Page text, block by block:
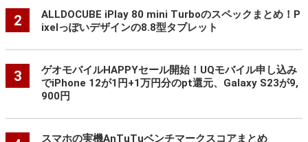
2
ALLDOCUBE iPlay 80 mini Turboのスペックまとめ！P
ixelっぽいデザインの8.8型タブレット
3
ゲオモバイルHAPPYセール開始！UQモバイル申し込み
でiPhone 12が1円+1万円分のpt還元、Galaxy S23が9,
900円
スマホの実機AnTuTuベンチマークスコアまとめ